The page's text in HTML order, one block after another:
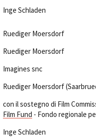
Inge Schladen
Ruediger Moersdorf
Ruediger Moersdorf
Imagines snc
Ruediger Moersdorf
con il sostegno di Film
Film Fund - Fondo regionale
Inge Schladen